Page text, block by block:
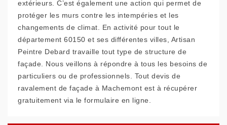
extérieurs. C’est également une action qui permet de
protéger les murs contre les intempéries et les
changements de climat. En activité pour tout le
département 60150 et ses différentes villes, Artisan
Peintre Debard travaille tout type de structure de
façade. Nous veillons à répondre à tous les besoins de
particuliers ou de professionnels. Tout devis de
ravalement de façade à Machemont est à récupérer
gratuitement via le formulaire en ligne.